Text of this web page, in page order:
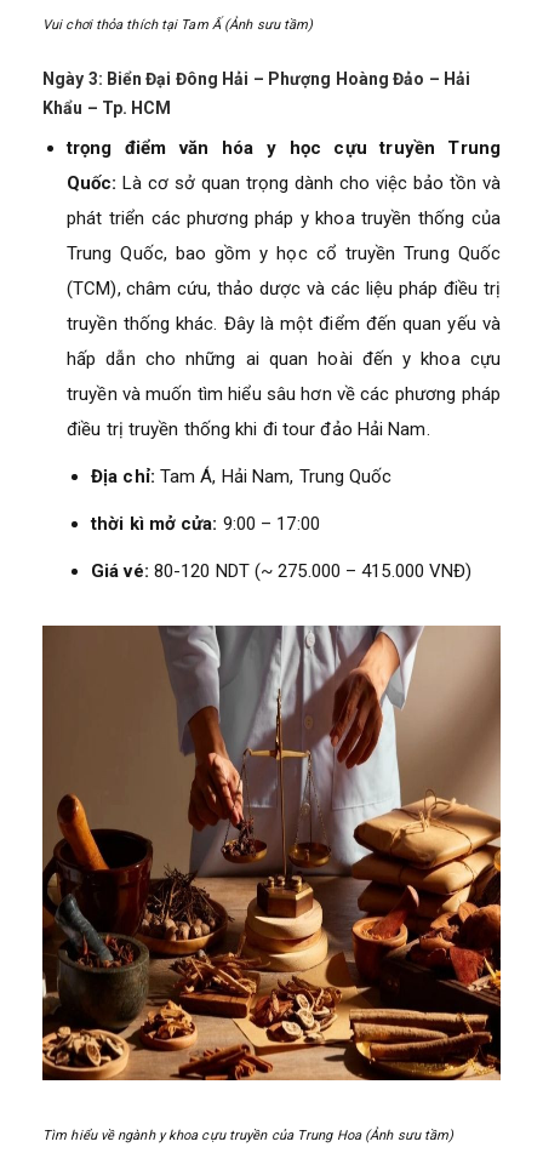
Vui chơi thỏa thích tại Tam Ấ (Ảnh sưu tầm)
Ngày 3: Biển Đại Đông Hải – Phượng Hoàng Đảo – Hải
Khẩu – Tp. HCM
trọng điểm văn hóa y học cựu truyền Trung
Quốc: Là cơ sở quan trọng dành cho việc bảo tồn và
phát triển các phương pháp y khoa truyền thống của
Trung Quốc, bao gồm y học cổ truyền Trung Quốc
(TCM), châm cứu, thảo dược và các liệu pháp điều trị
truyền thống khác. Đây là một điểm đến quan yếu và
hấp dẫn cho những ai quan hoài đến y khoa cựu
truyền và muốn tìm hiểu sâu hơn về các phương pháp
điều trị truyền thống khi đi tour đảo Hải Nam.
Địa chỉ: Tam Á, Hải Nam, Trung Quốc
thời kì mở cửa: 9:00 – 17:00
Giá vé: 80-120 NDT (~ 275.000 – 415.000 VNĐ)
Tìm hiểu về ngành y khoa cựu truyền của Trung Hoa (Ảnh sưu tầm)